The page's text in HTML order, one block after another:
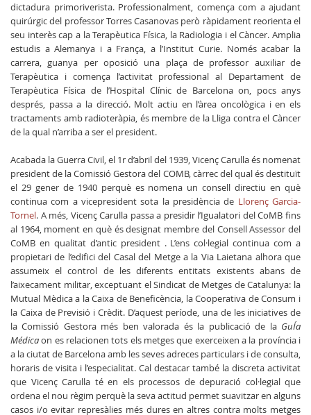
dictadura primoriverista. Professionalment, comença com a ajudant
quirúrgic del professor Torres Casanovas però ràpidament reorienta el
seu interès cap a la Terapèutica Física, la Radiologia i el Càncer. Amplia
estudis a Alemanya i a França, a l’Institut Curie. Només acabar la
carrera, guanya per oposició una plaça de professor auxiliar de
Terapèutica i comença l’activitat professional al Departament de
Terapèutica Física de l’Hospital Clínic de Barcelona on, pocs anys
després, passa a la direcció. Molt actiu en l’àrea oncològica i en els
tractaments amb radioteràpia, és membre de la Lliga contra el Càncer
de la qual n’arriba a ser el president.
Acabada la Guerra Civil, el 1r d’abril del 1939, Vicenç Carulla és nomenat
president de la Comissió Gestora del COMB, càrrec del qual és destituït
el 29 gener de 1940 perquè es nomena un consell directiu en què
continua com a vicepresident sota la presidència de Llorenç Garcia-
Tornel. A més, Vicenç Carulla passa a presidir l’Igualatori del CoMB fins
al 1964, moment en què és designat membre del Consell Assessor del
CoMB en qualitat d’antic president . L’ens col·legial continua com a
propietari de l’edifici del Casal del Metge a la Via Laietana alhora que
assumeix el control de les diferents entitats existents abans de
l’aixecament militar, exceptuant el Sindicat de Metges de Catalunya: la
Mutual Mèdica a la Caixa de Beneficència, la Cooperativa de Consum i
la Caixa de Previsió i Crèdit. D’aquest període, una de les iniciatives de
la Comissió Gestora més ben valorada és la publicació de la GuÍa
Médicaon es relacionen tots els metges que exerceixen a la província i
a la ciutat de Barcelona amb les seves adreces particulars i de consulta,
horaris de visita i l’especialitat. Cal destacar també la discreta activitat
que Vicenç Carulla té en els processos de depuració col·legial que
ordena el nou règim perquè la seva actitud permet suavitzar en alguns
casos i/o evitar represàlies més dures en altres contra molts metges